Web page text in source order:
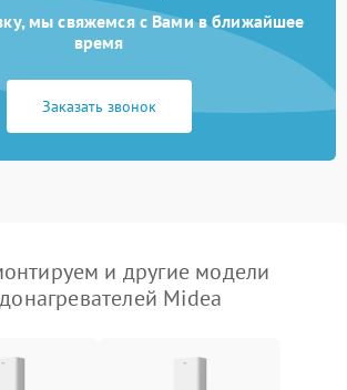
мы свяжемся с Вами в ближайшее
время
Заказать звонок
и другие модели
Midea